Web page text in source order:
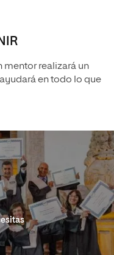
mentor realizará un
en todo lo que